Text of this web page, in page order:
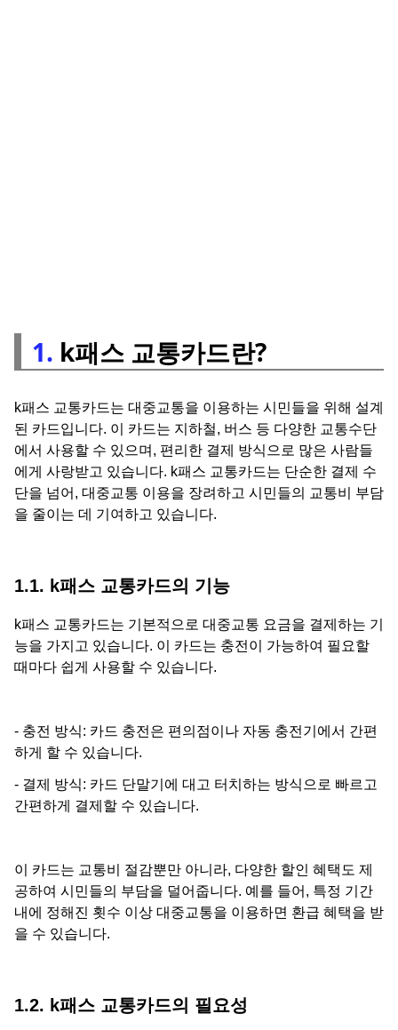
1. k패스 교통카드란?
k패스 교통카드는 대중교통을 이용하는 시민들을 위해 설계
된 카드입니다. 이 카드는 지하철, 버스 등 다양한 교통수단
에서 사용할 수 있으며, 편리한 결제 방식으로 많은 사람들
에게 사랑받고 있습니다. k패스 교통카드는 단순한 결제 수
단을 넘어, 대중교통 이용을 장려하고 시민들의 교통비 부담
을 줄이는 데 기여하고 있습니다.
1.1. k패스 교통카드의 기능
k패스 교통카드는 기본적으로 대중교통 요금을 결제하는 기
능을 가지고 있습니다. 이 카드는 충전이 가능하여 필요할
때마다 쉽게 사용할 수 있습니다.
- 충전 방식: 카드 충전은 편의점이나 자동 충전기에서 간편
하게 할 수 있습니다.
- 결제 방식: 카드 단말기에 대고 터치하는 방식으로 빠르고
간편하게 결제할 수 있습니다.
이 카드는 교통비 절감뿐만 아니라, 다양한 할인 혜택도 제
공하여 시민들의 부담을 덜어줍니다. 예를 들어, 특정 기간
내에 정해진 횟수 이상 대중교통을 이용하면 환급 혜택을 받
을 수 있습니다.
1.2. k패스 교통카드의 필요성